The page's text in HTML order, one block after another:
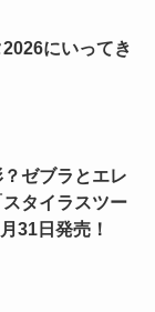
にいってき
ゼブラとエレ
タイラスツー
31日発売！